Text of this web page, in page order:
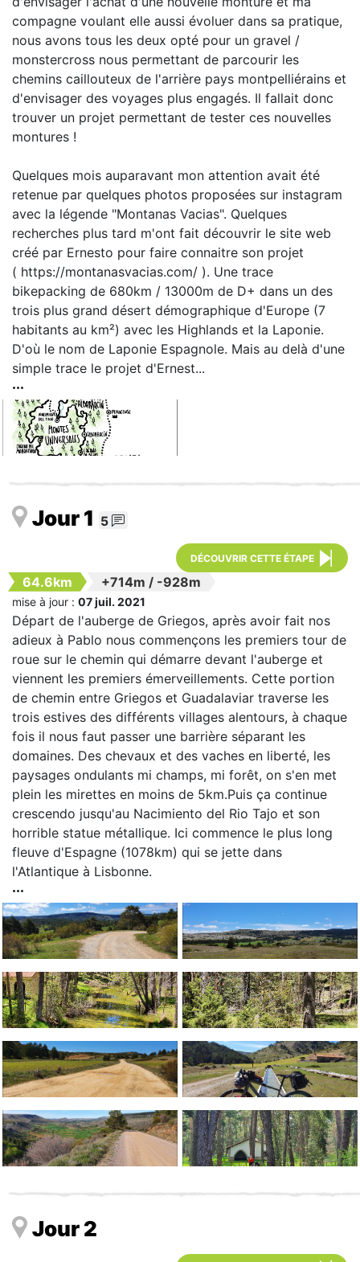
compagne voulant elle aussi évoluer dans sa pratique,
nous avons tous les deux opté pour un gravel /
monstercross nous permettant de parcourir les
chemins caillouteux de l'arrière pays montpelliérains et
d'envisager des voyages plus engagés. Il fallait donc
trouver un projet permettant de tester ces nouvelles
montures !
Quelques mois auparavant mon attention avait été
retenue par quelques photos proposées sur instagram
avec la légende "Montanas Vacias". Quelques
recherches plus tard m'ont fait découvrir le site web
créé par Ernesto pour faire connaitre son projet
( https://montanasvacias.com/ ). Une trace
bikepacking de 680km / 13000m de D+ dans un des
trois plus grand désert démographique d'Europe (7
habitants au km²) avec les Highlands et la Laponie.
D'où le nom de Laponie Espagnole. Mais au delà d'une
simple trace le projet d'Ernest...
Jour 1 5
DÉCOUVRIR CETTE ÉTAPE
64.6km +714m / -928m
mise à jour : 07 juil. 2021
Départ de l'auberge de Griegos, après avoir fait nos
adieux à Pablo nous commençons les premiers tour de
roue sur le chemin qui démarre devant l'auberge et
viennent les premiers émerveillements. Cette portion
de chemin entre Griegos et Guadalaviar traverse les
trois estives des différents villages alentours, à chaque
fois il nous faut passer une barrière séparant les
domaines. Des chevaux et des vaches en liberté, les
paysages ondulants mi champs, mi forêt, on s'en met
plein les mirettes en moins de 5km.Puis ça continue
crescendo jusqu'au Nacimiento del Rio Tajo et son
horrible statue métallique. Ici commence le plus long
fleuve d'Espagne (1078km) qui se jette dans
l'Atlantique à Lisbonne.
Jour 2